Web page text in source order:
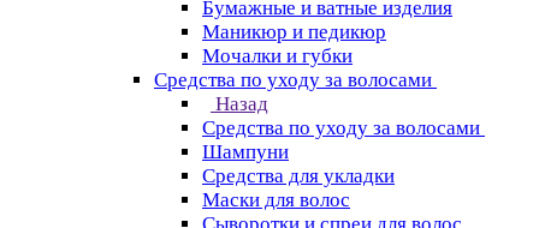
Бумажные и ватные изделия
Маникюр и педикюр
Мочалки и губки
Средства по уходу за волосами
Назад
Средства по уходу за волосами
Шампуни
Средства для укладки
Маски для волос